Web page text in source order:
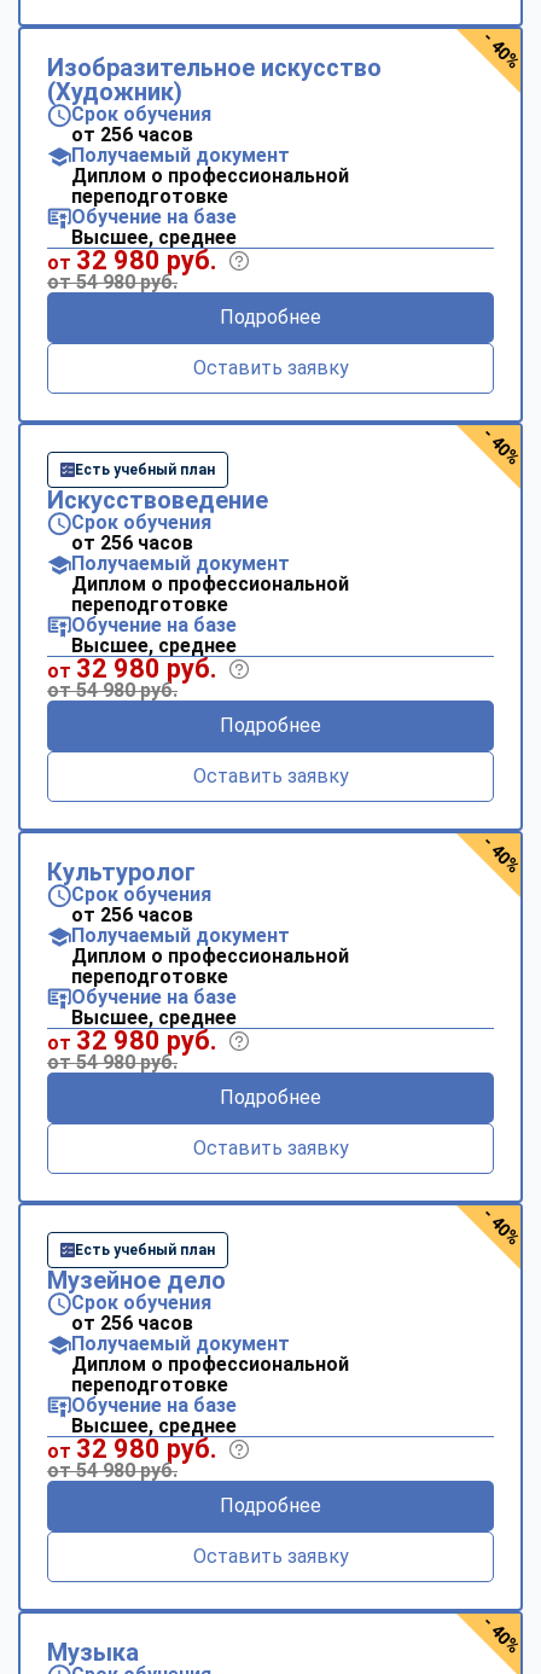
Изобразительное искусство
(Художник)
Срок обучения
от 256 часов
Получаемый документ
Диплом о профессиональной
переподготовке
Обучение на базе
Высшее, среднее
от 32 980 руб.
от 54 980 руб.
Подробнее
Оставить заявку
- 40%
Есть учебный план
Искусствоведение
Срок обучения
от 256 часов
Получаемый документ
Диплом о профессиональной
переподготовке
Обучение на базе
Высшее, среднее
от 32 980 руб.
от 54 980 руб.
Подробнее
Оставить заявку
- 40%
Культуролог
Срок обучения
от 256 часов
Получаемый документ
Диплом о профессиональной
переподготовке
Обучение на базе
Высшее, среднее
от 32 980 руб.
от 54 980 руб.
Подробнее
Оставить заявку
- 40%
Есть учебный план
Музейное дело
Срок обучения
от 256 часов
Получаемый документ
Диплом о профессиональной
переподготовке
Обучение на базе
Высшее, среднее
от 32 980 руб.
от 54 980 руб.
Подробнее
Оставить заявку
- 40%
Музыка - 40%